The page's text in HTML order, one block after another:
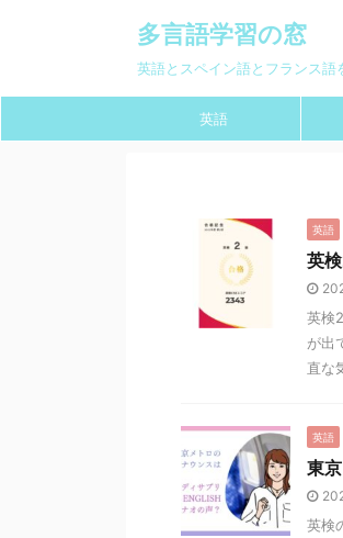
多言語学習の窓
英語とスペイン語とフランス語
英語
英語
英
英検
が出
直な
英語
東
英検